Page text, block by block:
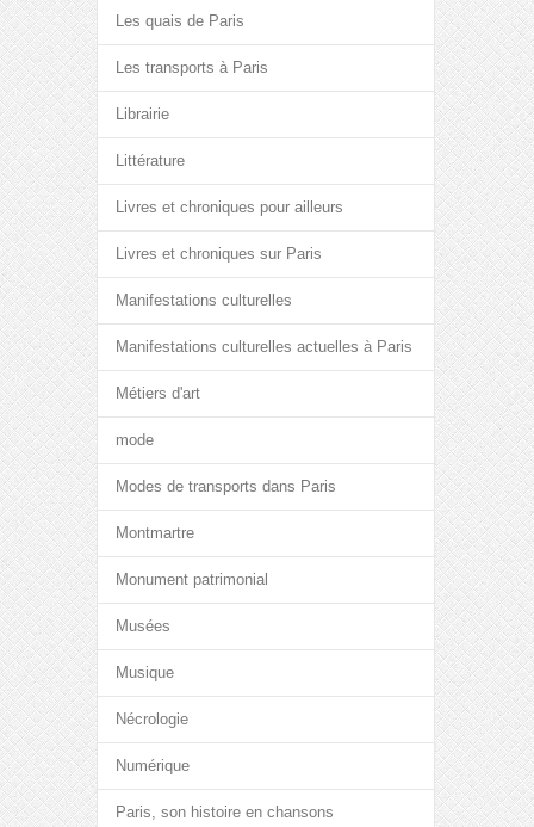
Les quais de Paris
Les transports à Paris
Librairie
Littérature
Livres et chroniques pour ailleurs
Livres et chroniques sur Paris
Manifestations culturelles
Manifestations culturelles actuelles à Paris
Métiers d'art
mode
Modes de transports dans Paris
Montmartre
Monument patrimonial
Musées
Musique
Nécrologie
Numérique
Paris, son histoire en chansons